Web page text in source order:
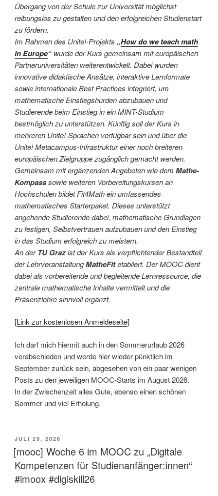
Übergang von der Schule zur Universität möglichst
reibungslos zu gestalten und den erfolgreichen Studienstart
zu fördern.
Im Rahmen des Unite!-Projekts „How do we teach math
in Europe“ wurde der Kurs gemeinsam mit europäischen
Partneruniversitäten weiterentwickelt. Dabei wurden
innovative didaktische Ansätze, interaktive Lernformate
sowie internationale Best Practices integriert, um
mathematische Einstiegshürden abzubauen und
Studierende beim Einstieg in ein MINT-Studium
bestmöglich zu unterstützen. Künftig soll der Kurs in
mehreren Unite!-Sprachen verfügbar sein und über die
Unite! Metacampus-Infrastruktur einer noch breiteren
europäischen Zielgruppe zugänglich gemacht werden.
Gemeinsam mit ergänzenden Angeboten wie dem Mathe-
Kompasssowie weiteren Vorbereitungskursen an
Hochschulen bildet Fit4Math ein umfassendes
mathematisches Starterpaket. Dieses unterstützt
angehende Studierende dabei, mathematische Grundlagen
zu festigen, Selbstvertrauen aufzubauen und den Einstieg
in das Studium erfolgreich zu meistern.
An derTU Grazist der Kurs als verpflichtender Bestandteil
der LehrveranstaltungMatheFitetabliert. Der MOOC dient
dabei als vorbereitende und begleitende Lernressource, die
zentrale mathematische Inhalte vermittelt und die
Präsenzlehre sinnvoll ergänzt.
[Link zur kostenlosen Anmeldeseite]
Ich darf mich hiermit auch in den Sommerurlaub 2026
verabschieden und werde hier wieder pünktlich im
September zurück sein, abgesehen von ein paar wenigen
Posts zu den jeweiligen MOOC-Starts im August 2026.
In der Zwischenzeit alles Gute, ebenso einen schönen
Sommer und viel Erholung.
VERÖFFENTLICHT
AM
JULI 29, 2026
[mooc] Woche 6 im MOOC zu „Digitale
Kompetenzen für Studienanfänger:innen“
#imoox #digiskill26